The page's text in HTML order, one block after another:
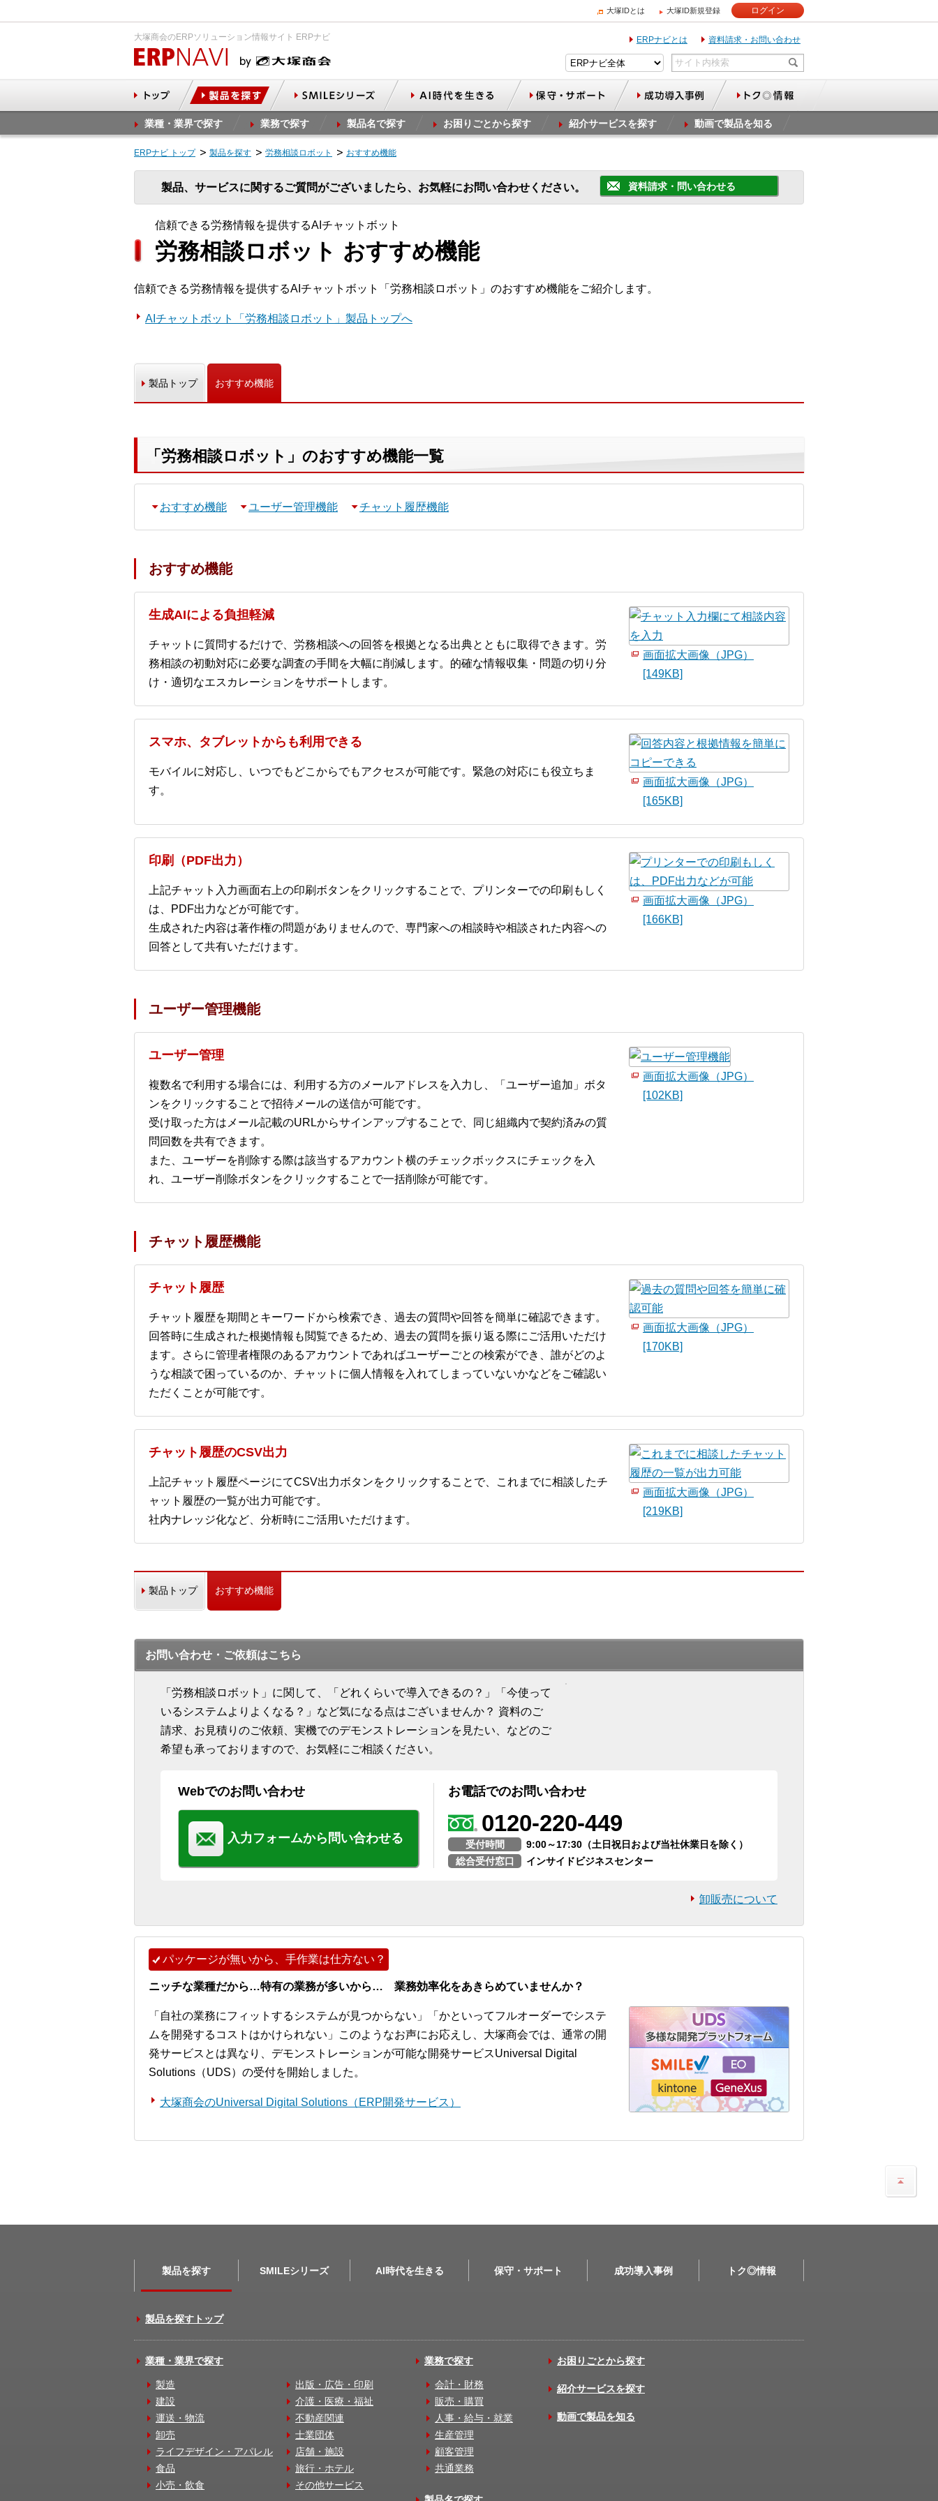
大塚IDとは 大塚ID新規登録 ログイン
大塚商会のERPソリューション情報サイト ERPナビ ERPナビとは 資料請求・お問い合わせ
業種・業界で探す 業務で探す 製品名で探す お困りごとから探す 紹介サービスを探す 動画で製品を知る
ERPナビ トップ 製品を探す 労務相談ロボット おすすめ機能
製品、サービスに関するご質問がございましたら、お気軽にお問い合わせください。 資料請求・問い合わせる
信頼できる労務情報を提供するAIチャットボット
労務相談ロボット おすすめ機能
信頼できる労務情報を提供するAIチャットボット「労務相談ロボット」のおすすめ機能をご紹介します。
AIチャットボット「労務相談ロボット」製品トップへ
製品トップ おすすめ機能
「労務相談ロボット」のおすすめ機能一覧
おすすめ機能 ユーザー管理機能 チャット履歴機能
おすすめ機能
生成AIによる負担軽減
チャットに質問するだけで、労務相談への回答を根拠となる出典とともに取得できます。労
務相談の初動対応に必要な調査の手間を大幅に削減します。的確な情報収集・問題の切り分
け・適切なエスカレーションをサポートします。
画面拡大画像（JPG）
[149KB]
スマホ、タブレットからも利用できる
モバイルに対応し、いつでもどこからでもアクセスが可能です。緊急の対応にも役立ちま
す。
画面拡大画像（JPG）
[165KB]
印刷（PDF出力）
上記チャット入力画面右上の印刷ボタンをクリックすることで、プリンターでの印刷もしく
は、PDF出力などが可能です。
生成された内容は著作権の問題がありませんので、専門家への相談時や相談された内容への
回答として共有いただけます。
画面拡大画像（JPG）
[166KB]
ユーザー管理機能
ユーザー管理
複数名で利用する場合には、利用する方のメールアドレスを入力し、「ユーザー追加」ボタ
ンをクリックすることで招待メールの送信が可能です。
受け取った方はメール記載のURLからサインアップすることで、同じ組織内で契約済みの質
問回数を共有できます。
また、ユーザーを削除する際は該当するアカウント横のチェックボックスにチェックを入
れ、ユーザー削除ボタンをクリックすることで一括削除が可能です。
画面拡大画像（JPG）
[102KB]
チャット履歴機能
チャット履歴
チャット履歴を期間とキーワードから検索でき、過去の質問や回答を簡単に確認できます。
回答時に生成された根拠情報も閲覧できるため、過去の質問を振り返る際にご活用いただけ
ます。さらに管理者権限のあるアカウントであればユーザーごとの検索ができ、誰がどのよ
うな相談で困っているのか、チャットに個人情報を入れてしまっていないかなどをご確認い
ただくことが可能です。
画面拡大画像（JPG）
[170KB]
チャット履歴のCSV出力
上記チャット履歴ページにてCSV出力ボタンをクリックすることで、これまでに相談したチ
ャット履歴の一覧が出力可能です。
社内ナレッジ化など、分析時にご活用いただけます。
画面拡大画像（JPG）
[219KB]
製品トップ おすすめ機能
お問い合わせ・ご依頼はこちら
「労務相談ロボット」に関して、「どれくらいで導入できるの？」「今使って
いるシステムよりよくなる？」など気になる点はございませんか？ 資料のご
請求、お見積りのご依頼、実機でのデモンストレーションを見たい、などのご
希望も承っておりますので、お気軽にご相談ください。
Webでのお問い合わせ
入力フォームから問い合わせる
お電話でのお問い合わせ
0120-220-449
受付時間
9:00～17:30（土日祝日および当社休業日を除く）
総合受付窓口
インサイドビジネスセンター
卸販売について
パッケージが無いから、手作業は仕方ない？
ニッチな業種だから…特有の業務が多いから… 業務効率化をあきらめていませんか？
「自社の業務にフィットするシステムが見つからない」「かといってフルオーダーでシステ
ムを開発するコストはかけられない」このようなお声にお応えし、大塚商会では、通常の開
発サービスとは異なり、デモンストレーションが可能な開発サービスUniversal Digital
Solutions（UDS）の受付を開始しました。
大塚商会のUniversal Digital Solutions（ERP開発サービス）
製品を探す SMILEシリーズ AI時代を生きる 保守・サポート 成功導入事例 トク◎情報
製品を探すトップ
業種・業界で探す
製造
建設
運送・物流
卸売
ライフデザイン・アパレル
食品
小売・飲食
出版・広告・印刷
介護・医療・福祉
不動産関連
士業団体
店舗・施設
旅行・ホテル
その他サービス
業務で探す
会計・財務
販売・購買
人事・給与・就業
生産管理
顧客管理
共通業務
お困りごとから探す
紹介サービスを探す
動画で製品を知る